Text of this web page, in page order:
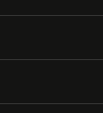
специалистом
качества